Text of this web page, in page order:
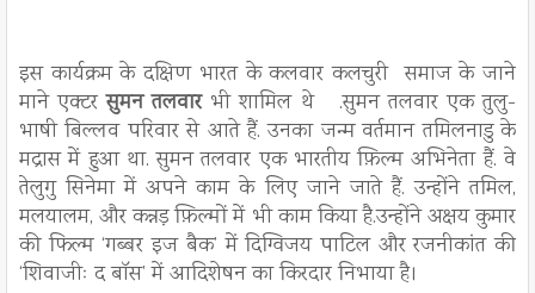
इस कार्यक्रम के दक्षिण भारत के कलवार कलचुरी समाज के जाने
माने एक्टरसुमन तलवारभी शामिल थे .सुमन तलवार एक तुलु-
भाषी बिल्लव परिवार से आते हैं. उनका जन्म वर्तमान तमिलनाडु के
मद्रास में हुआ था. सुमन तलवार एक भारतीय फ़िल्म अभिनेता हैं. वे
तेलुगु सिनेमा में अपने काम के लिए जाने जाते हैं. उन्होंने तमिल,
मलयालम, और कन्नड़ फ़िल्मों में भी काम किया है.उन्होंने अक्षय कुमार
की फिल्म ‘गब्बर इज बैक’ में दिग्विजय पाटिल और रजनीकांत की
‘शिवाजीः द बॉस’ में आदिशेषन का किरदार निभाया है।